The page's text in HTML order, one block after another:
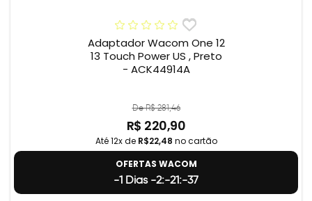
Adaptador Wacom One 12
13 Touch Power US , Preto
- ACK44914A
De R$ 281,46
R$ 220,90
Até 12x de R$22,48 no cartão
OFERTAS WACOM
-1 Dias -2:-21:-38